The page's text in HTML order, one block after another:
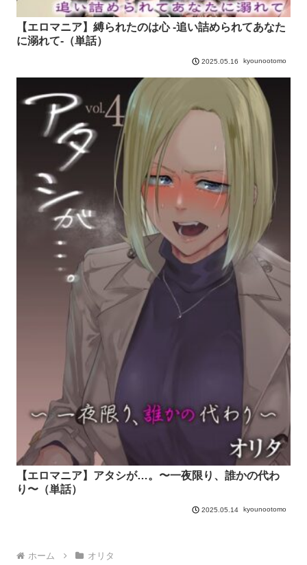
【エロマニア】縛られたのは心 -追い詰められてあなた
に溺れて-（単話）
2025.05.16 kyounootomo
【エロマニア】アタシが…。〜一夜限り、誰かの代わ
り〜（単話）
2025.05.14 kyounootomo
ホーム オリタ